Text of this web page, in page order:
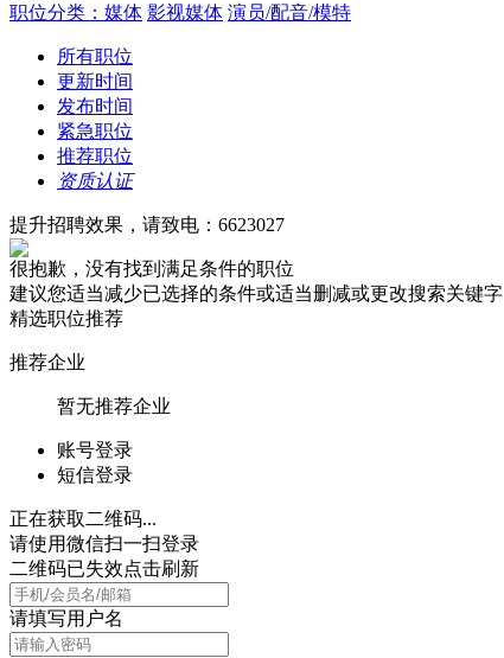
职位分类：媒体 影视媒体 演员/配音/模特
所有职位
更新时间
发布时间
紧急职位
推荐职位
资质认证
提升招聘效果，请致电：6623027
很抱歉，没有找到满足条件的职位
建议您适当减少已选择的条件或适当删减或更改搜索关键字
精选职位推荐
推荐企业
暂无推荐企业
账号登录
短信登录
正在获取二维码...
请使用微信扫一扫登录
二维码已失效点击刷新
请填写用户名